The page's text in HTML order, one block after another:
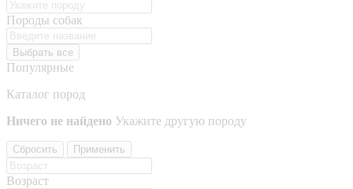
Породы собак
Выбрать все
Популярные
Каталог пород
Ничего не найдено Укажите другую породу
Сбросить Применить
Возраст